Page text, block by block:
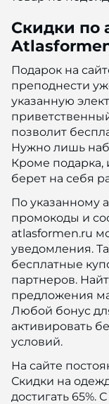
Скидки по
Подарок на
преподнести
указанную
позволит
Нужно лишь
Кроме подарка,
берет на себя
По указанному
промокоды и
atlasformen.ru
уведомления.
бесплатные
партнеров.
предложения
Любой бонус
активировать
условий.
На сайте
Скидки на
достигать